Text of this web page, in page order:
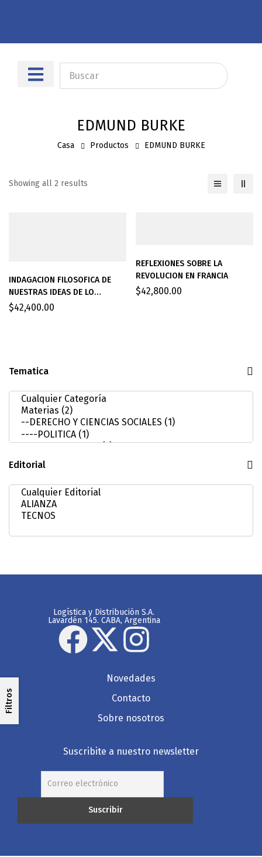
EDMUND BURKE
Casa Productos EDMUND BURKE
Tematica
Editorial
Filtros
Showing all 2 results
INDAGACION FILOSOFICA DE
NUESTRAS IDEAS DE LO
SUBLIME Y LO BELLO
$42,400.00
REFLEXIONES SOBRE LA
REVOLUCION EN FRANCIA
$42,800.00
Logística y Distribución S.A.
Lavardén 145. CABA, Argentina
Novedades
Contacto
Sobre nosotros
Suscribite a nuestro newsletter